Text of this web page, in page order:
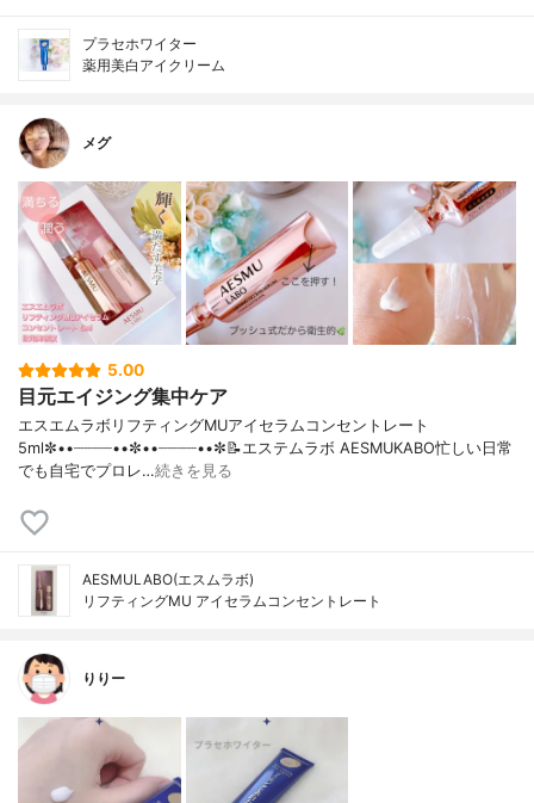
プラセホワイター
薬用美白アイクリーム
メグ
5.00
目元エイジング集中ケア
エスエムラボリフティングMUアイセラムコンセントレート
5ml✼••┈┈┈┈••✼••┈┈┈┈••✼📝エステムラボ AESMUKABO忙しい日常
でも自宅でプロレ…続きを見る
AESMULABO(エスムラボ)
リフティングMU アイセラムコンセントレート
りりー